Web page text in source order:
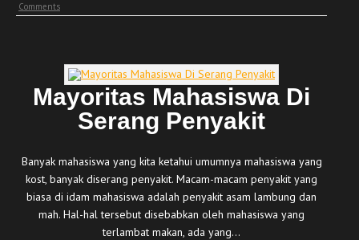
Comments
Mayoritas Mahasiswa Di
Serang Penyakit
Banyak mahasiswa yang kita ketahui umumnya mahasiswa yang
kost, banyak diserang penyakit. Macam-macam penyakit yang
biasa di idam mahasiswa adalah penyakit asam lambung dan
mah. Hal-hal tersebut disebabkan oleh mahasiswa yang
terlambat makan, ada yang…